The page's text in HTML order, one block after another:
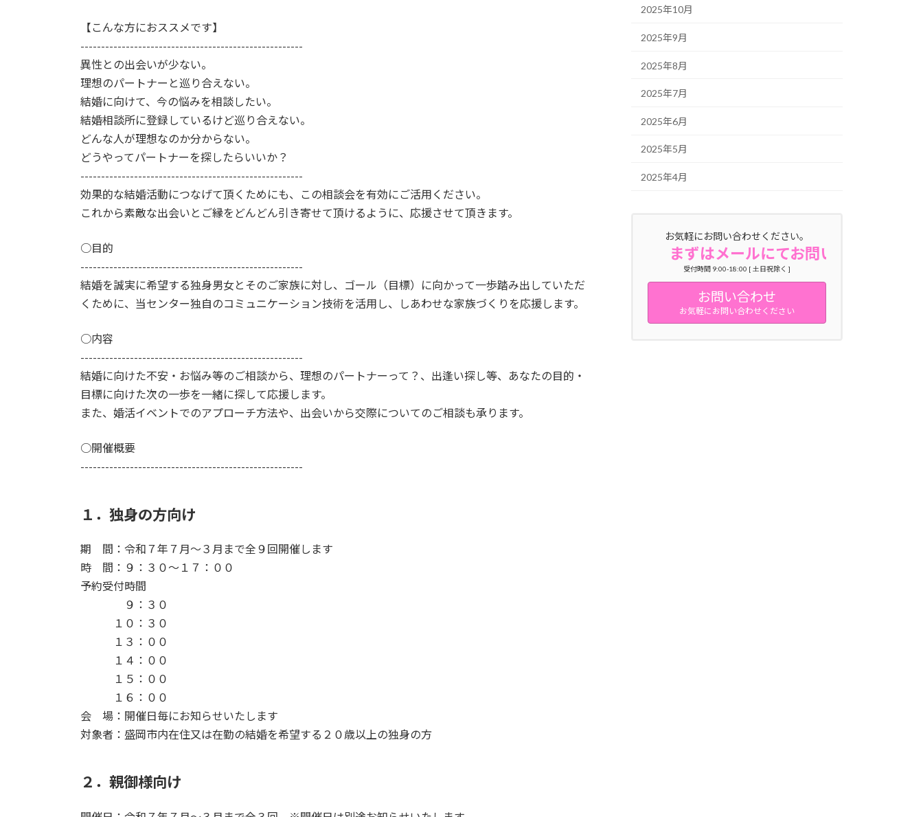
【こんな方におススメです】
------------------------------------------------------
異性との出会いが少ない。
理想のパートナーと巡り合えない。
結婚に向けて、今の悩みを相談したい。
結婚相談所に登録しているけど巡り合えない。
どんな人が理想なのか分からない。
どうやってパートナーを探したらいいか？
------------------------------------------------------
効果的な結婚活動につなげて頂くためにも、この相談会を有効にご活用ください。
これから素敵な出会いとご縁をどんどん引き寄せて頂けるように、応援させて頂きます。
○目的
------------------------------------------------------
結婚を誠実に希望する独身男女とそのご家族に対し、ゴール（目標）に向かって一歩踏み出していただ
くために、当センター独自のコミュニケーション技術を活用し、しあわせな家族づくりを応援します。
○内容
------------------------------------------------------
結婚に向けた不安・お悩み等のご相談から、理想のパートナーって？、出逢い探し等、あなたの目的・
目標に向けた次の一歩を一緒に探して応援します。
また、婚活イベントでのアプローチ方法や、出会いから交際についてのご相談も承ります。
○開催概要
------------------------------------------------------
１．独身の方向け
期 間：令和７年７月～３月まで全９回開催します
時 間：９：３０～１７：００
予約受付時間
９：３０
１０：３０
１３：００
１４：００
１５：００
１６：００
会 場：開催日毎にお知らせいたします
対象者：盛岡市内在住又は在勤の結婚を希望する２０歳以上の独身の方
２．親御様向け
2025年10月
2025年9月
2025年8月
2025年7月
2025年6月
2025年5月
2025年4月
お気軽にお問い合わせください。
まずはメールにてお問い合わせくだ
受付時間 9:00-18:00 [ 土日祝除く ]
お問い合わせ
お気軽にお問い合わせください